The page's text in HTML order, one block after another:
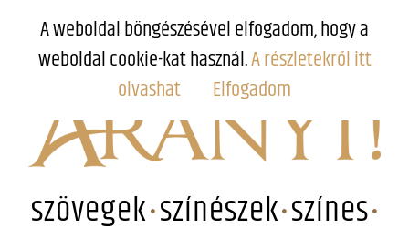
szövegek színészek színes
A weboldal böngészésével elfogadom, hogy a
weboldal cookie-kat használ.A részletekről itt
olvashat
Elfogadom